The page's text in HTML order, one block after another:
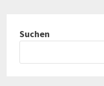
Suchen